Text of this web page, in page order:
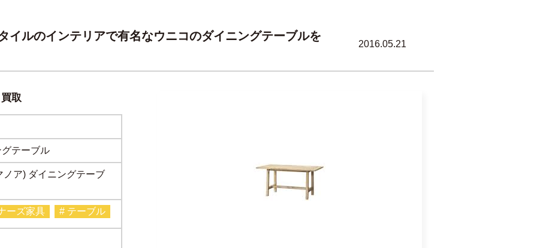
2016.05.21
イルのインテリアで有名なウニコのダイニングテーブルを
取
テーブル
ノア) ダイニングテーブ
ーズ家具 # テーブル